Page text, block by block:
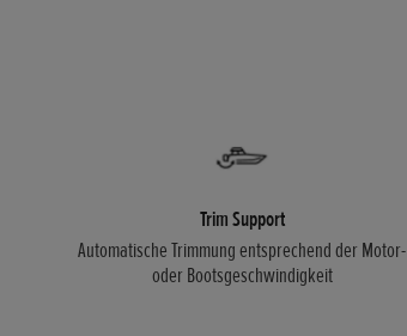
Trim Support
Automatische Trimmung entsprechend der Motor-
oder Bootsgeschwindigkeit